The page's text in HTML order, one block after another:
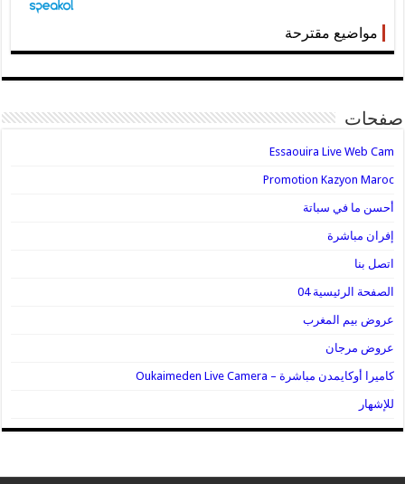
مواضيع مقترحة
صفحات
Essaouira Live Web Cam
Promotion Kazyon Maroc
أحسن ما في سباتة
إفران مباشرة
اتصل بنا
الصفحة الرئيسية 04
عروض بيم المغرب
عروض مرجان
كاميرا أوكايمدن مباشرة – Oukaimeden Live Camera
للإشهار